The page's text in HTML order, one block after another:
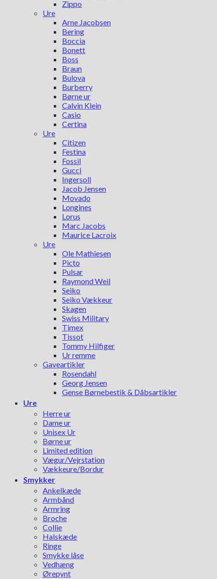
Zippo
Ure
Arne Jacobsen
Bering
Boccia
Bonett
Boss
Braun
Bulova
Burberry
Børne ur
Calvin Klein
Casio
Certina
Ure
Citizen
Festina
Fossil
Gucci
Ingersoll
Jacob Jensen
Movado
Longines
Lorus
Marc Jacobs
Maurice Lacroix
Ure
Ole Mathiesen
Picto
Pulsar
Raymond Weil
Seiko
Seiko Vækkeur
Skagen
Swiss Military
Timex
Tissot
Tommy Hilfiger
Ur remme
Gaveartikler
Rosendahl
Georg Jensen
Gense Børnebestik & Dåbsartikler
Ure
Herre ur
Dame ur
Unisex Ur
Børne ur
Limited edition
Vægur/Vejrstation
Vækkeure/Bordur
Smykker
Ankelkæde
Armbånd
Armring
Broche
Collie
Halskæde
Ringe
Smykke låse
Vedhæng
Ørepynt